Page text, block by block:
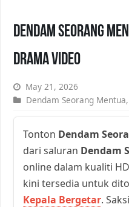
Dendam Seorang
Drama Video
May 21, 2026
Dendam Seorang Mentua,
Tonton Dendam
dari saluran Dendam
online dalam kualiti
kini tersedia untuk
Kepala Bergetar.